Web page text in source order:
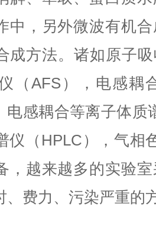
中，另外微波有机
成方法。诸如原子
（AFS ），电感耦
电感耦合等离子体质
仪（ HPLC ），气相
，越来越多的实验
、费力、污染严重的